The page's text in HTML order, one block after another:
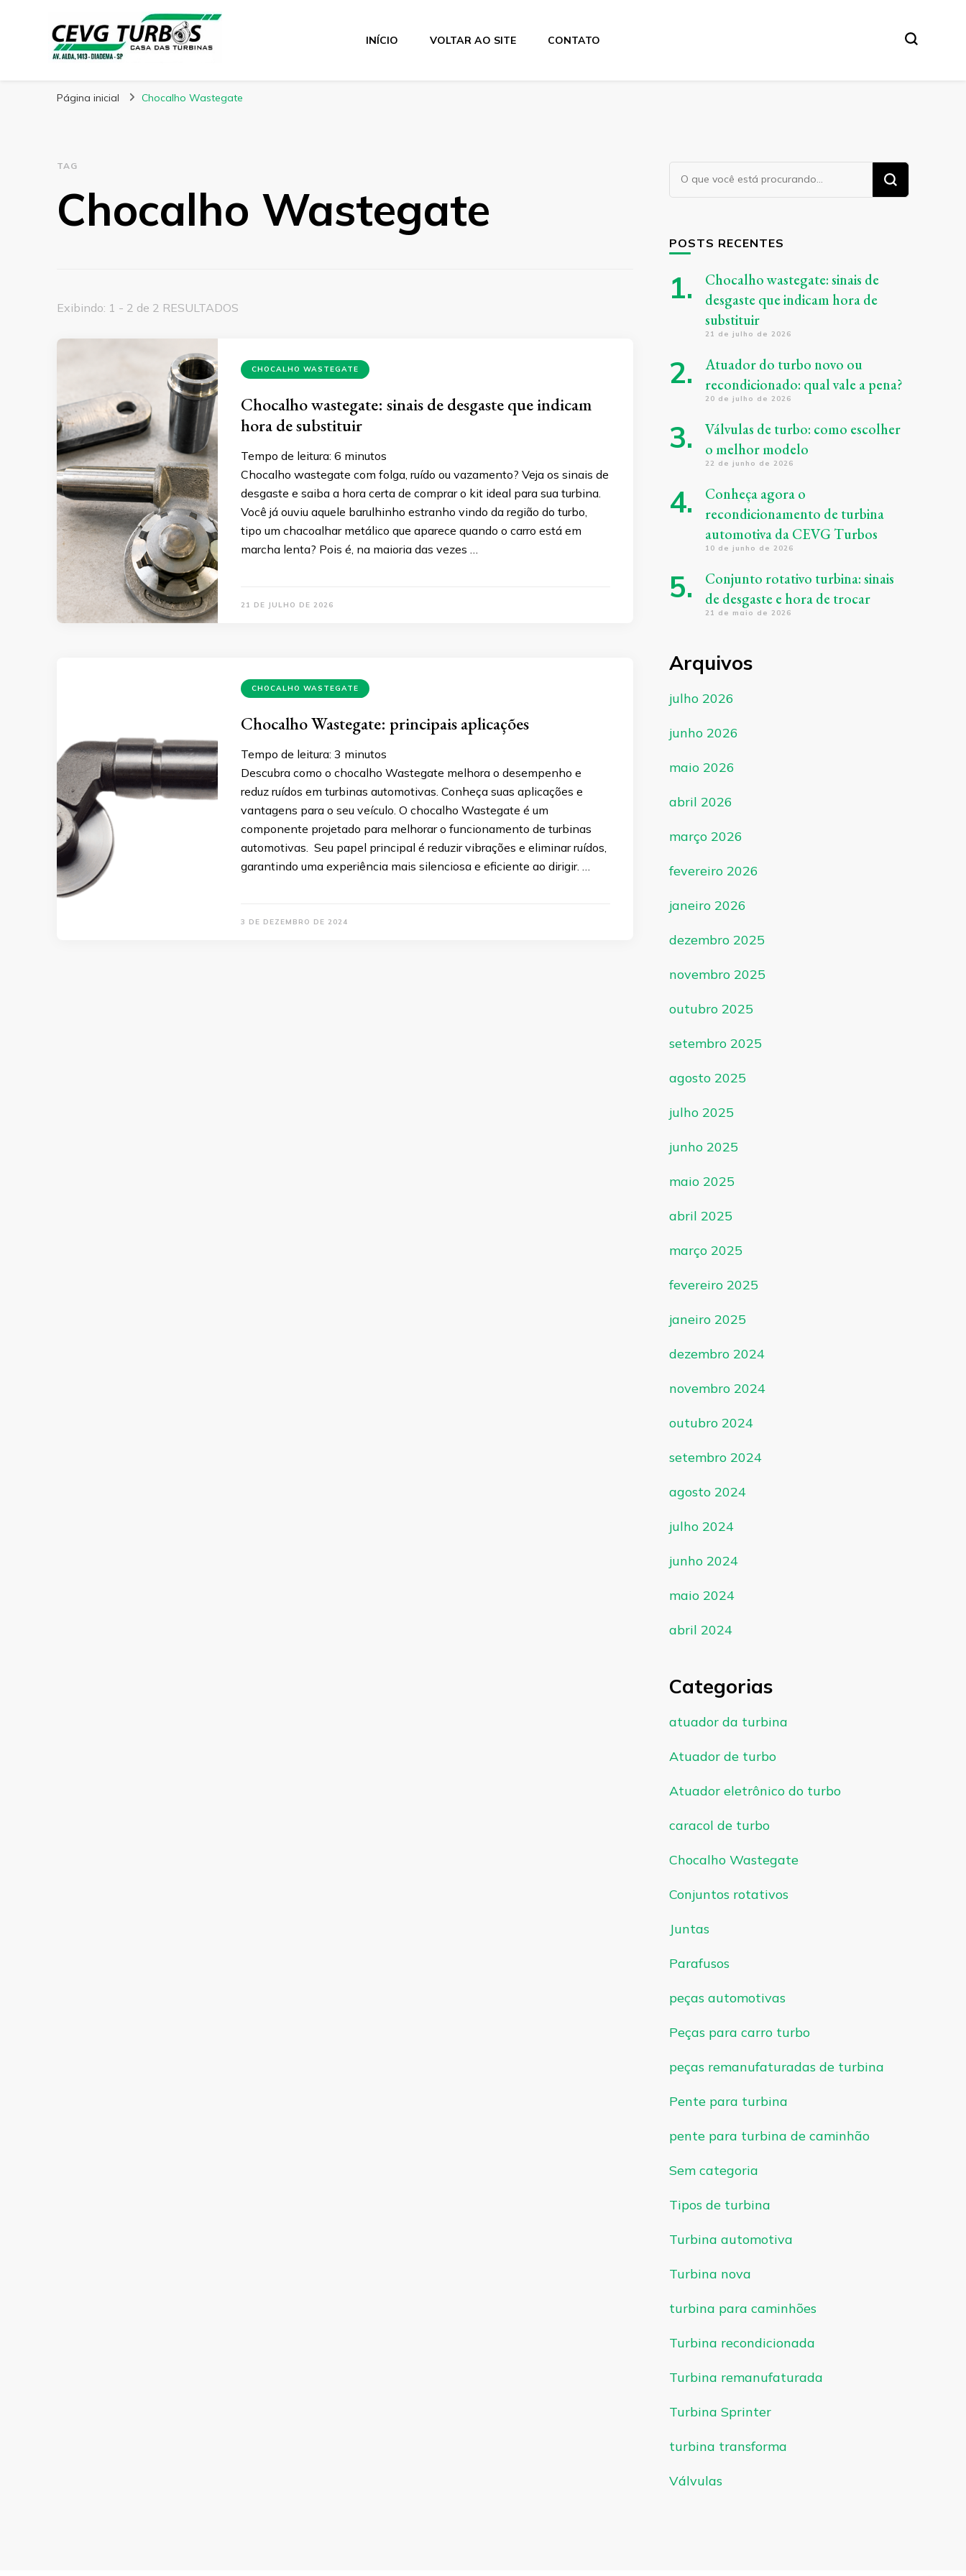
CEVG Turbinas
INÍCIO VOLTAR AO SITE CONTATO
Página inicial Chocalho Wastegate
TAG
Chocalho Wastegate
Exibindo: 1 - 2 de 2 RESULTADOS
CHOCALHO WASTEGATE
Chocalho wastegate: sinais de desgaste que indicam
hora de substituir
Tempo de leitura: 6 minutos
Chocalho wastegate com folga, ruído ou vazamento? Veja os sinais de
desgaste e saiba a hora certa de comprar o kit ideal para sua turbina.
Você já ouviu aquele barulhinho estranho vindo da região do turbo,
tipo um chacoalhar metálico que aparece quando o carro está em
marcha lenta? Pois é, na maioria das vezes …
21 DE JULHO DE 2026
CHOCALHO WASTEGATE
Chocalho Wastegate: principais aplicações
Tempo de leitura: 3 minutos
Descubra como o chocalho Wastegate melhora o desempenho e
reduz ruídos em turbinas automotivas. Conheça suas aplicações e
vantagens para o seu veículo. O chocalho Wastegate é um
componente projetado para melhorar o funcionamento de turbinas
automotivas. Seu papel principal é reduzir vibrações e eliminar ruídos,
garantindo uma experiência mais silenciosa e eficiente ao dirigir. …
3 DE DEZEMBRO DE 2024
POSTS RECENTES
Chocalho wastegate: sinais de
desgaste que indicam hora de
substituir
21 de julho de 2026
Atuador do turbo novo ou
recondicionado: qual vale a pena?
20 de julho de 2026
Válvulas de turbo: como escolher
o melhor modelo
22 de junho de 2026
Conheça agora o
recondicionamento de turbina
automotiva da CEVG Turbos
10 de junho de 2026
Conjunto rotativo turbina: sinais
de desgaste e hora de trocar
21 de maio de 2026
Arquivos
julho 2026
junho 2026
maio 2026
abril 2026
março 2026
fevereiro 2026
janeiro 2026
dezembro 2025
novembro 2025
outubro 2025
setembro 2025
agosto 2025
julho 2025
junho 2025
maio 2025
abril 2025
março 2025
fevereiro 2025
janeiro 2025
dezembro 2024
novembro 2024
outubro 2024
setembro 2024
agosto 2024
julho 2024
junho 2024
maio 2024
abril 2024
Categorias
atuador da turbina
Atuador de turbo
Atuador eletrônico do turbo
caracol de turbo
Chocalho Wastegate
Conjuntos rotativos
Juntas
Parafusos
peças automotivas
Peças para carro turbo
peças remanufaturadas de turbina
Pente para turbina
pente para turbina de caminhão
Sem categoria
Tipos de turbina
Turbina automotiva
Turbina nova
turbina para caminhões
Turbina recondicionada
Turbina remanufaturada
Turbina Sprinter
turbina transforma
Válvulas